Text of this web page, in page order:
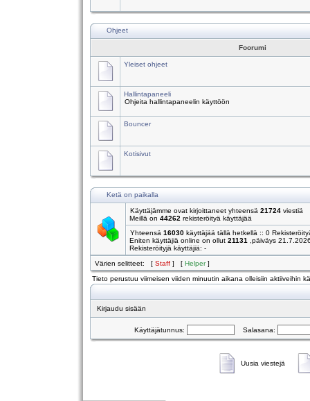
Ohjeet
Foorumi
Yleiset ohjeet
Hallintapaneeli
Ohjeita hallintapaneelin käyttöön
Bouncer
Kotisivut
Ketä on paikalla
Käyttäjämme ovat kirjoittaneet yhteensä 21724 viestiä
Meillä on 44262 rekisteröityä käyttäjää
Yhteensä 16030 käyttäjää tällä hetkellä :: 0
Eniten käyttäjiä online on ollut 21131
,päiväys
Rekisteröityjä käyttäjiä: -
Värien selitteet: [ Staff ] [ Helper]
Tieto perustuu viimeisen viiden minuutin aikana olleisiin aktiiveihin
Kirjaudu sisään
Käyttäjätunnus: Salasana:
Uusia viestejä